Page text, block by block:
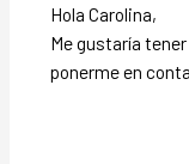
Hola Carolina,
Me gustaría
ponerme en